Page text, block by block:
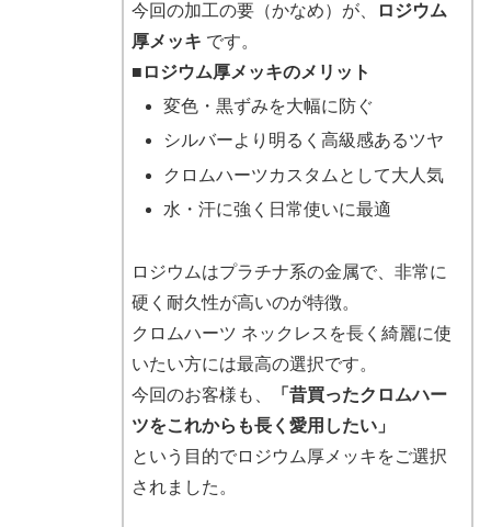
今回の加工の要（かなめ）が、
ロジウム
厚メッキ です。
■ロジウム厚メッキのメリット
変色・黒ずみを大幅に防ぐ
シルバーより明るく高級感あるツヤ
クロムハーツカスタムとして大人気
水・汗に強く日常使いに最適
ロジウムはプラチナ系の金属で、非常に
硬く耐久性が高いのが特徴。
クロムハーツ ネックレスを長く綺麗に使
いたい方には最高の選択です。
今回のお客様も、
「昔買ったクロムハー
ツをこれからも長く愛用したい」
という目的でロジウム厚メッキをご選択
されました。